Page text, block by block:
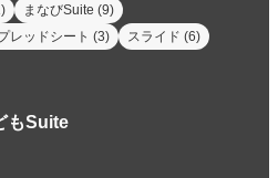
まなびSuite (9)
レッドシート (3) スライド (6)
もSuite